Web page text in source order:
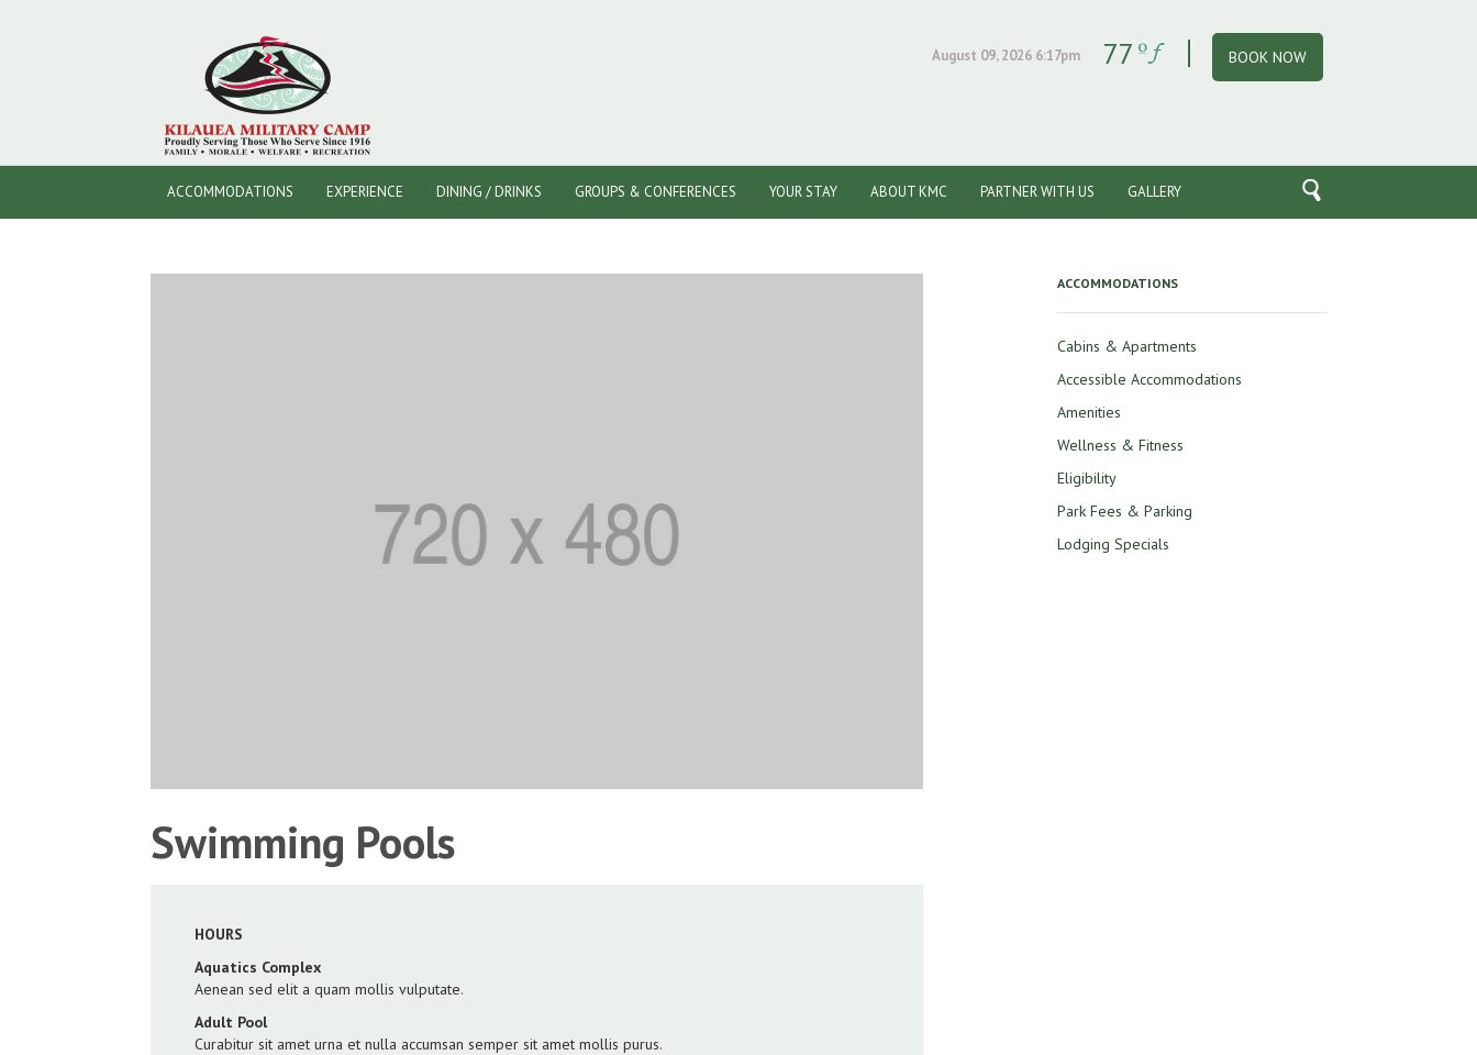
August 09, 2026 6:17pm 77 BOOK NOW
ACCOMMODATIONS EXPERIENCE DINING / DRINKS GROUPS & CONFERENCES YOUR STAY ABOUT KMC PARTNER WITH US GALLERY
Swimming Pools
HOURS
Aquatics Complex
Aenean sed elit a quam mollis vulputate.
Adult Pool
Curabitur sit amet urna et nulla accumsan semper sit amet mollis purus.
ACCOMMODATIONS
Cabins & Apartments
Accessible Accommodations
Amenities
Wellness & Fitness
Eligibility
Park Fees & Parking
Lodging Specials